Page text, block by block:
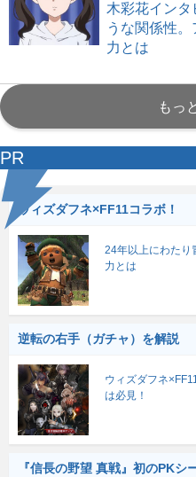
木彩花インタ
うな関係性
力とは
もっ
PR
ウィズダフネ×FF11コラボ！
24年以上にわたり
力とは
逆転の右手（ガチャ）を解説
ウィズダフネ
は必見！
『信長の野望 真戦』初のPKシ